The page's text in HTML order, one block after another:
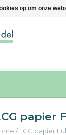
papier
/ECG papier
op om onze